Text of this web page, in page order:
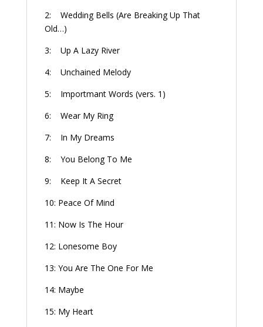
2: Wedding Bells (Are Breaking Up That
Old…)
3: Up A Lazy River
4: Unchained Melody
5: Importmant Words (vers. 1)
6: Wear My Ring
7: In My Dreams
8: You Belong To Me
9: Keep It A Secret
10: Peace Of Mind
11: Now Is The Hour
12: Lonesome Boy
13: You Are The One For Me
14: Maybe
15: My Heart